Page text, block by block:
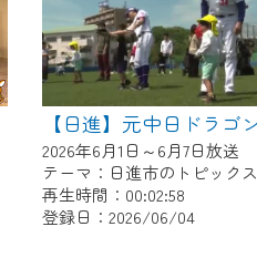
2026年6月1日～6月7日放送
テーマ：日進市のトピックス
再生時間：00:02:58
登録日：2026/06/04